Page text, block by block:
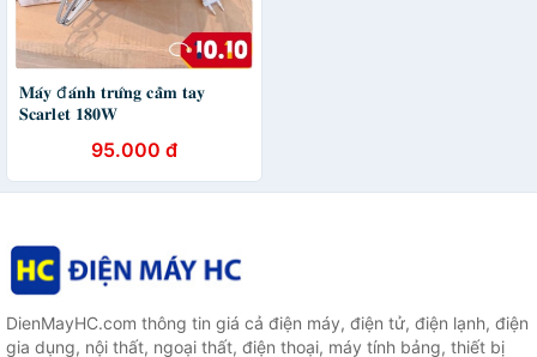
𝐌𝐚́𝐲 đ𝐚́𝐧𝐡 𝐭𝐫𝐮̛́𝐧𝐠 𝐜𝐚̂̀𝐦 𝐭𝐚𝐲
𝐒𝐜𝐚𝐫𝐥𝐞𝐭 𝟏𝟖𝟎𝐖
95.000 đ
DienMayHC.com thông tin giá cả điện máy, điện tử, điện lạnh, điện
gia dụng, nội thất, ngoại thất, điện thoại, máy tính bảng, thiết bị